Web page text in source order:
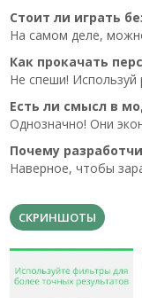
Стоит ли играть
На самом деле,
Как прокачать
Не спеши! Используй
Есть ли смысл в
Однозначно! Они
Почему
Наверное, чтобы
СКРИНШОТЫ